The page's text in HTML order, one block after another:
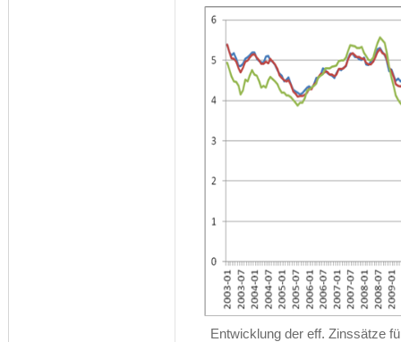
Entwicklung der eff. Zinssätze